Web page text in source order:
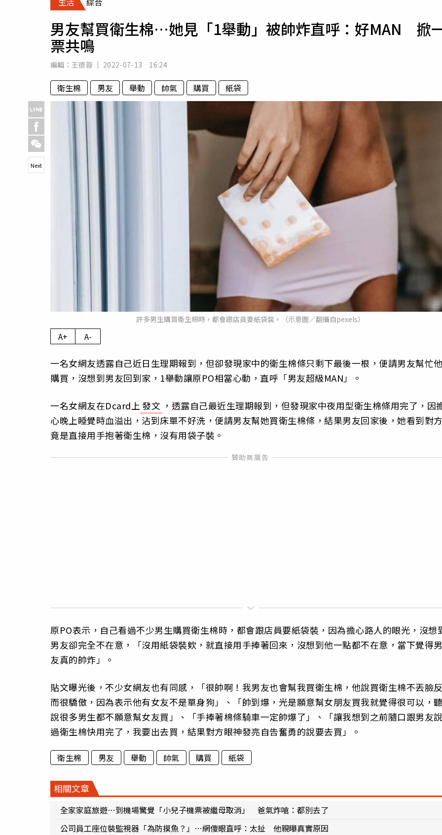
專欄
運勢
男友幫買衛生棉…她見「1舉動」被帥炸直呼：好MAN 掀
票共鳴
編輯： 王德蓉 2022-07-13 16:24
衛生棉 男友 舉動 帥氣 購買 紙袋
許多男生購買衛生棉時，都會跟店員要紙袋裝。（示意圖／翻攝自pexels）
Next
A+ A-
一名女網友透露自己近日生理期報到，但卻發現家中的衛生棉條只剩下最後一根，便請男友幫忙
購買，沒想到男友回到家，1舉動讓原PO相當心動，直呼「男友超級MAN」。
一名女網友在Dcard上發文 ，透露自己最近生理期報到，但發現家中夜用型衛生棉條用完了，因
心晚上睡覺時血溢出，沾到床單不好洗，便請男友幫她買衛生棉條，結果男友回家後，她看到對
竟是直接用手抱著衛生棉，沒有用袋子裝。
原PO表示，自己看過不少男生購買衛生棉時，都會跟店員要紙袋裝，因為擔心路人的眼光，沒想
男友卻完全不在意，「沒用紙袋裝欸，就直接用手捧著回來，沒想到他一點都不在意，當下覺得
友真的帥炸」。
貼文曝光後，不少女網友也有同感，「很帥啊！我男友也會幫我買衛生棉，他說買衛生棉不丟臉
而很驕傲，因為表示他有女友不是單身狗」、「帥到爆，光是願意幫女朋友買我就覺得很可以，
說很多男生都不願意幫女友買」、「手捧著棉條騎車一定帥爆了」、「讓我想到之前隨口跟男友
過衛生棉快用完了，我要出去買，結果對方眼神發亮自告奮勇的說要去買」。
衛生棉 男友 舉動 帥氣 購買 紙袋
相關文章
全家家庭旅遊…到機場驚覺「小兒子機票被繼母取消」 爸氣炸嗆：都別去了
公司員工座位裝監視器「為防摸魚？」…網傻眼直呼：太扯 他親曝真實原因